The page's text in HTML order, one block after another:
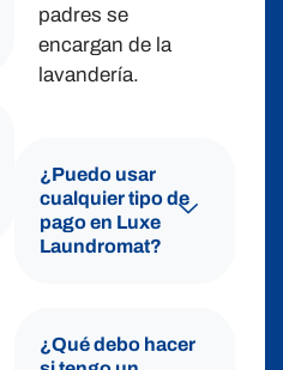
padres se
encargan de la
lavandería.
¿Puedo usar
cualquier tipo de
pago en Luxe
Laundromat?
¿Qué debo hacer